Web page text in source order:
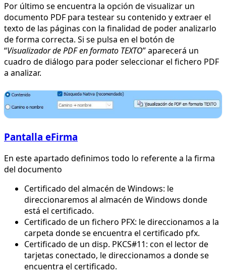
Por último se encuentra la opción de visualizar un
documento PDF para testear su contenido y extraer el
texto de las páginas con la finalidad de poder analizarlo
de forma correcta. Si se pulsa en el botón de
“Visualizador de PDF en formato TEXTO” aparecerá un
cuadro de diálogo para poder seleccionar el fichero PDF
a analizar.
Pantalla eFirma
En este apartado definimos todo lo referente a la firma
del documento
Certificado del almacén de Windows: le
direccionaremos al almacén de Windows donde
está el certificado.
Certificado de un fichero PFX: le direccionamos a la
carpeta donde se encuentra el certificado pfx.
Certificado de un disp. PKCS#11: con el lector de
tarjetas conectado, le direccionamos a donde se
encuentra el certificado.